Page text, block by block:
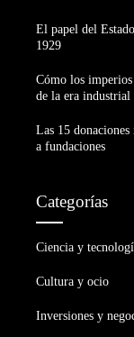
El papel del
1929
Cómo los imperios
de la era industrial
Las 15
a fundaciones
Categorías
Ciencia y
Cultura y ocio
Inversiones y